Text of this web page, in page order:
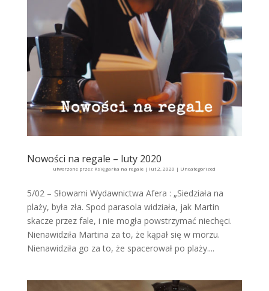
Nowości na regale – luty 2020
utworzone przez Księgarka na regale | lut 2, 2020 | Uncategorized
5/02 – Słowami Wydawnictwa Afera : „Siedziała na
plaży, była zła. Spod parasola widziała, jak Martin
skacze przez fale, i nie mogła powstrzymać niechęci.
Nienawidziła Martina za to, że kąpał się w morzu.
Nienawidziła go za to, że spacerował po plaży....